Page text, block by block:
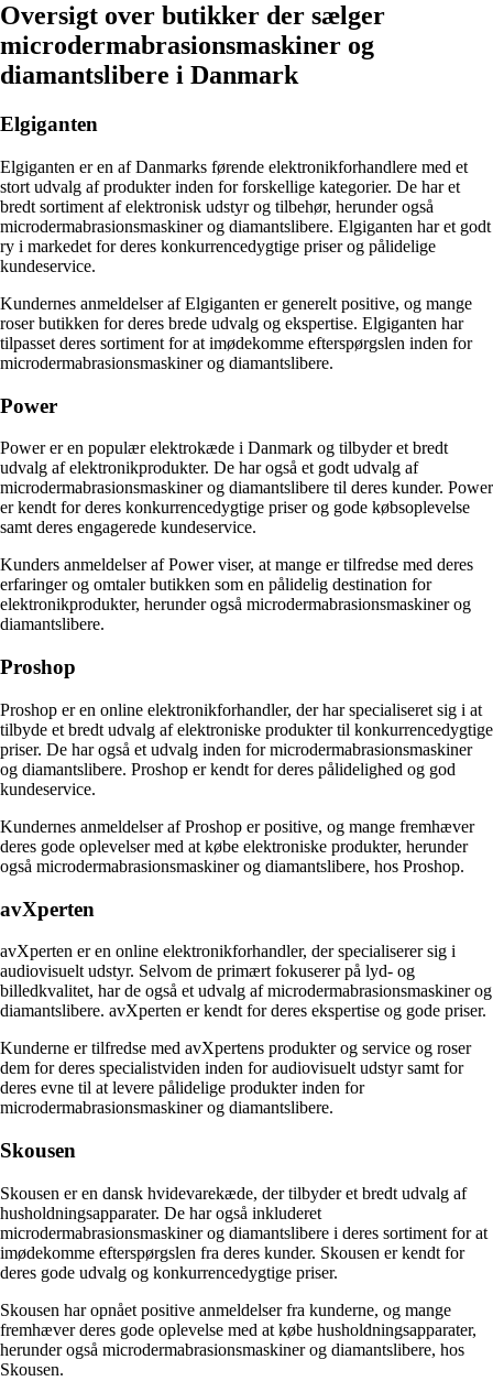
Oversigt over butikker der sælger
microdermabrasionsmaskiner og
diamantslibere i Danmark
Elgiganten
Elgiganten er en af Danmarks førende elektronikforhandlere med et
stort udvalg af produkter inden for forskellige kategorier. De har et
bredt sortiment af elektronisk udstyr og tilbehør, herunder også
microdermabrasionsmaskiner og diamantslibere. Elgiganten har et godt
ry i markedet for deres konkurrencedygtige priser og pålidelige
kundeservice.
Kundernes anmeldelser af Elgiganten er generelt positive, og mange
roser butikken for deres brede udvalg og ekspertise. Elgiganten har
tilpasset deres sortiment for at imødekomme efterspørgslen inden for
microdermabrasionsmaskiner og diamantslibere.
Power
Power er en populær elektrokæde i Danmark og tilbyder et bredt
udvalg af elektronikprodukter. De har også et godt udvalg af
microdermabrasionsmaskiner og diamantslibere til deres kunder. Power
er kendt for deres konkurrencedygtige priser og gode købsoplevelse
samt deres engagerede kundeservice.
Kunders anmeldelser af Power viser, at mange er tilfredse med deres
erfaringer og omtaler butikken som en pålidelig destination for
elektronikprodukter, herunder også microdermabrasionsmaskiner og
diamantslibere.
Proshop
Proshop er en online elektronikforhandler, der har specialiseret sig i at
tilbyde et bredt udvalg af elektroniske produkter til konkurrencedygtige
priser. De har også et udvalg inden for microdermabrasionsmaskiner
og diamantslibere. Proshop er kendt for deres pålidelighed og god
kundeservice.
Kundernes anmeldelser af Proshop er positive, og mange fremhæver
deres gode oplevelser med at købe elektroniske produkter, herunder
også microdermabrasionsmaskiner og diamantslibere, hos Proshop.
avXperten
avXperten er en online elektronikforhandler, der specialiserer sig i
audiovisuelt udstyr. Selvom de primært fokuserer på lyd- og
billedkvalitet, har de også et udvalg af microdermabrasionsmaskiner og
diamantslibere. avXperten er kendt for deres ekspertise og gode priser.
Kunderne er tilfredse med avXpertens produkter og service og roser
dem for deres specialistviden inden for audiovisuelt udstyr samt for
deres evne til at levere pålidelige produkter inden for
microdermabrasionsmaskiner og diamantslibere.
Skousen
Skousen er en dansk hvidevarekæde, der tilbyder et bredt udvalg af
husholdningsapparater. De har også inkluderet
microdermabrasionsmaskiner og diamantslibere i deres sortiment for at
imødekomme efterspørgslen fra deres kunder. Skousen er kendt for
deres gode udvalg og konkurrencedygtige priser.
Skousen har opnået positive anmeldelser fra kunderne, og mange
fremhæver deres gode oplevelse med at købe husholdningsapparater,
herunder også microdermabrasionsmaskiner og diamantslibere, hos
Skousen.